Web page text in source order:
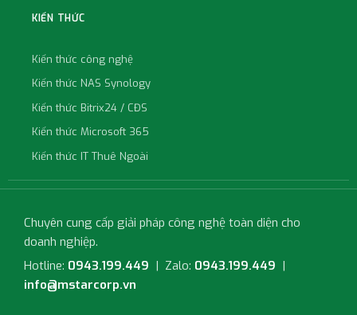
KIẾN THỨC
Kiến thức công nghệ
Kiến thức NAS Synology
Kiến thức Bitrix24 / CĐS
Kiến thức Microsoft 365
Kiến thức IT Thuê Ngoài
Chuyên cung cấp giải pháp công nghệ toàn diện cho
doanh nghiệp.
Hotline: 0943.199.449 | Zalo: 0943.199.449 |
info@mstarcorp.vn